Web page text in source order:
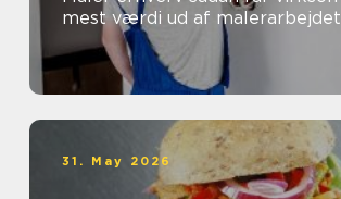
mest værdi ud af malerarbejdet
31. May 2026